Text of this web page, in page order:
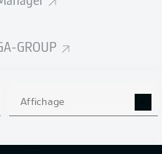
GROUP
Affichage
381
78 %